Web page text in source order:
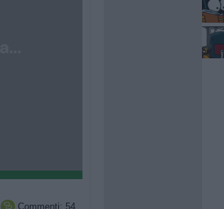
 Commenti: 54